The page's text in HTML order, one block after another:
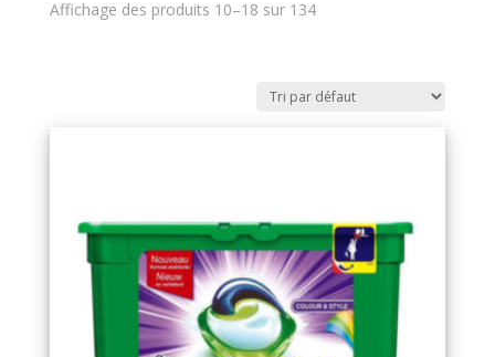
Affichage des produits 10–18 sur 134